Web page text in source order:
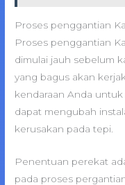
Proses penggantian
Proses penggantian
dimulai jauh sebelum
yang bagus akan
kendaraan Anda
dapat mengubah
kerusakan pada tepi.
Penentuan perekat
pada proses